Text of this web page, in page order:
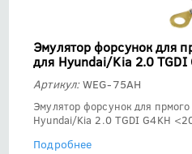
Эмулятор форсунок для
для Hyundai/Kia 2.0
Артикул:WEG-75AH
Эмулятор форсунок для
Hyundai/Kia 2.0 TGDI G4KH
Подробнее